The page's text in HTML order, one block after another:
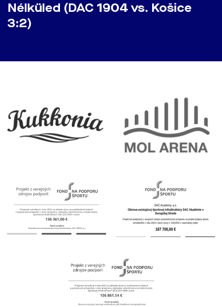
Nélküled (DAC 1904 vs. Košice
3:2)